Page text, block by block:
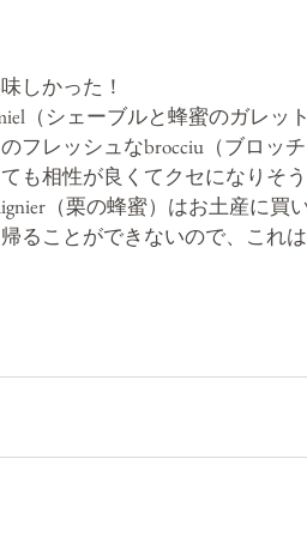
しかった！
miel（シェーブルと蜂蜜のガレ
フレッシュなbrocciu（ブロッ
も相性が良くてクセになりそう
（栗の蜂蜜）はお土産に買
ることができないので、これ